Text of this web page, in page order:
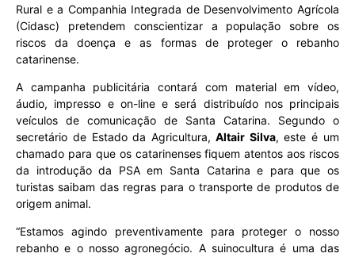
Rural e a Companhia Integrada de Desenvolvimento Agrícola
(Cidasc) pretendem conscientizar a população sobre os
riscos da doença e as formas de proteger o rebanho
catarinense.
A campanha publicitária contará com material em vídeo,
áudio, impresso e on-line e será distribuído nos principais
veículos de comunicação de Santa Catarina. Segundo o
secretário de Estado da Agricultura, Altair Silva, este é um
chamado para que os catarinenses fiquem atentos aos riscos
da introdução da PSA em Santa Catarina e para que os
turistas saibam das regras para o transporte de produtos de
origem animal.
“Estamos agindo preventivamente para proteger o nosso
rebanho e o nosso agronegócio. A suinocultura é uma das